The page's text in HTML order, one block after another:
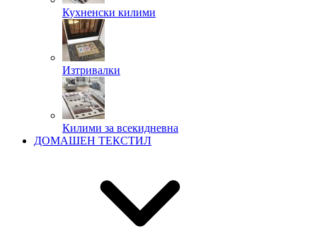
Кухненски килими
Изтривалки
Килими за всекидневна
ДОМАШЕН ТЕКСТИЛ